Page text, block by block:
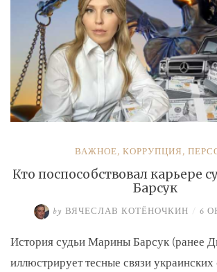
ВАЖНОЕ, КОРРУПЦИЯ,
Кто поспособствовал карьере
Барсук
by ВЯЧЕСЛАВ КОТЁНОЧКИН / 6
История судьи Марины Барсук (ранее
иллюстрирует тесные связи украинских